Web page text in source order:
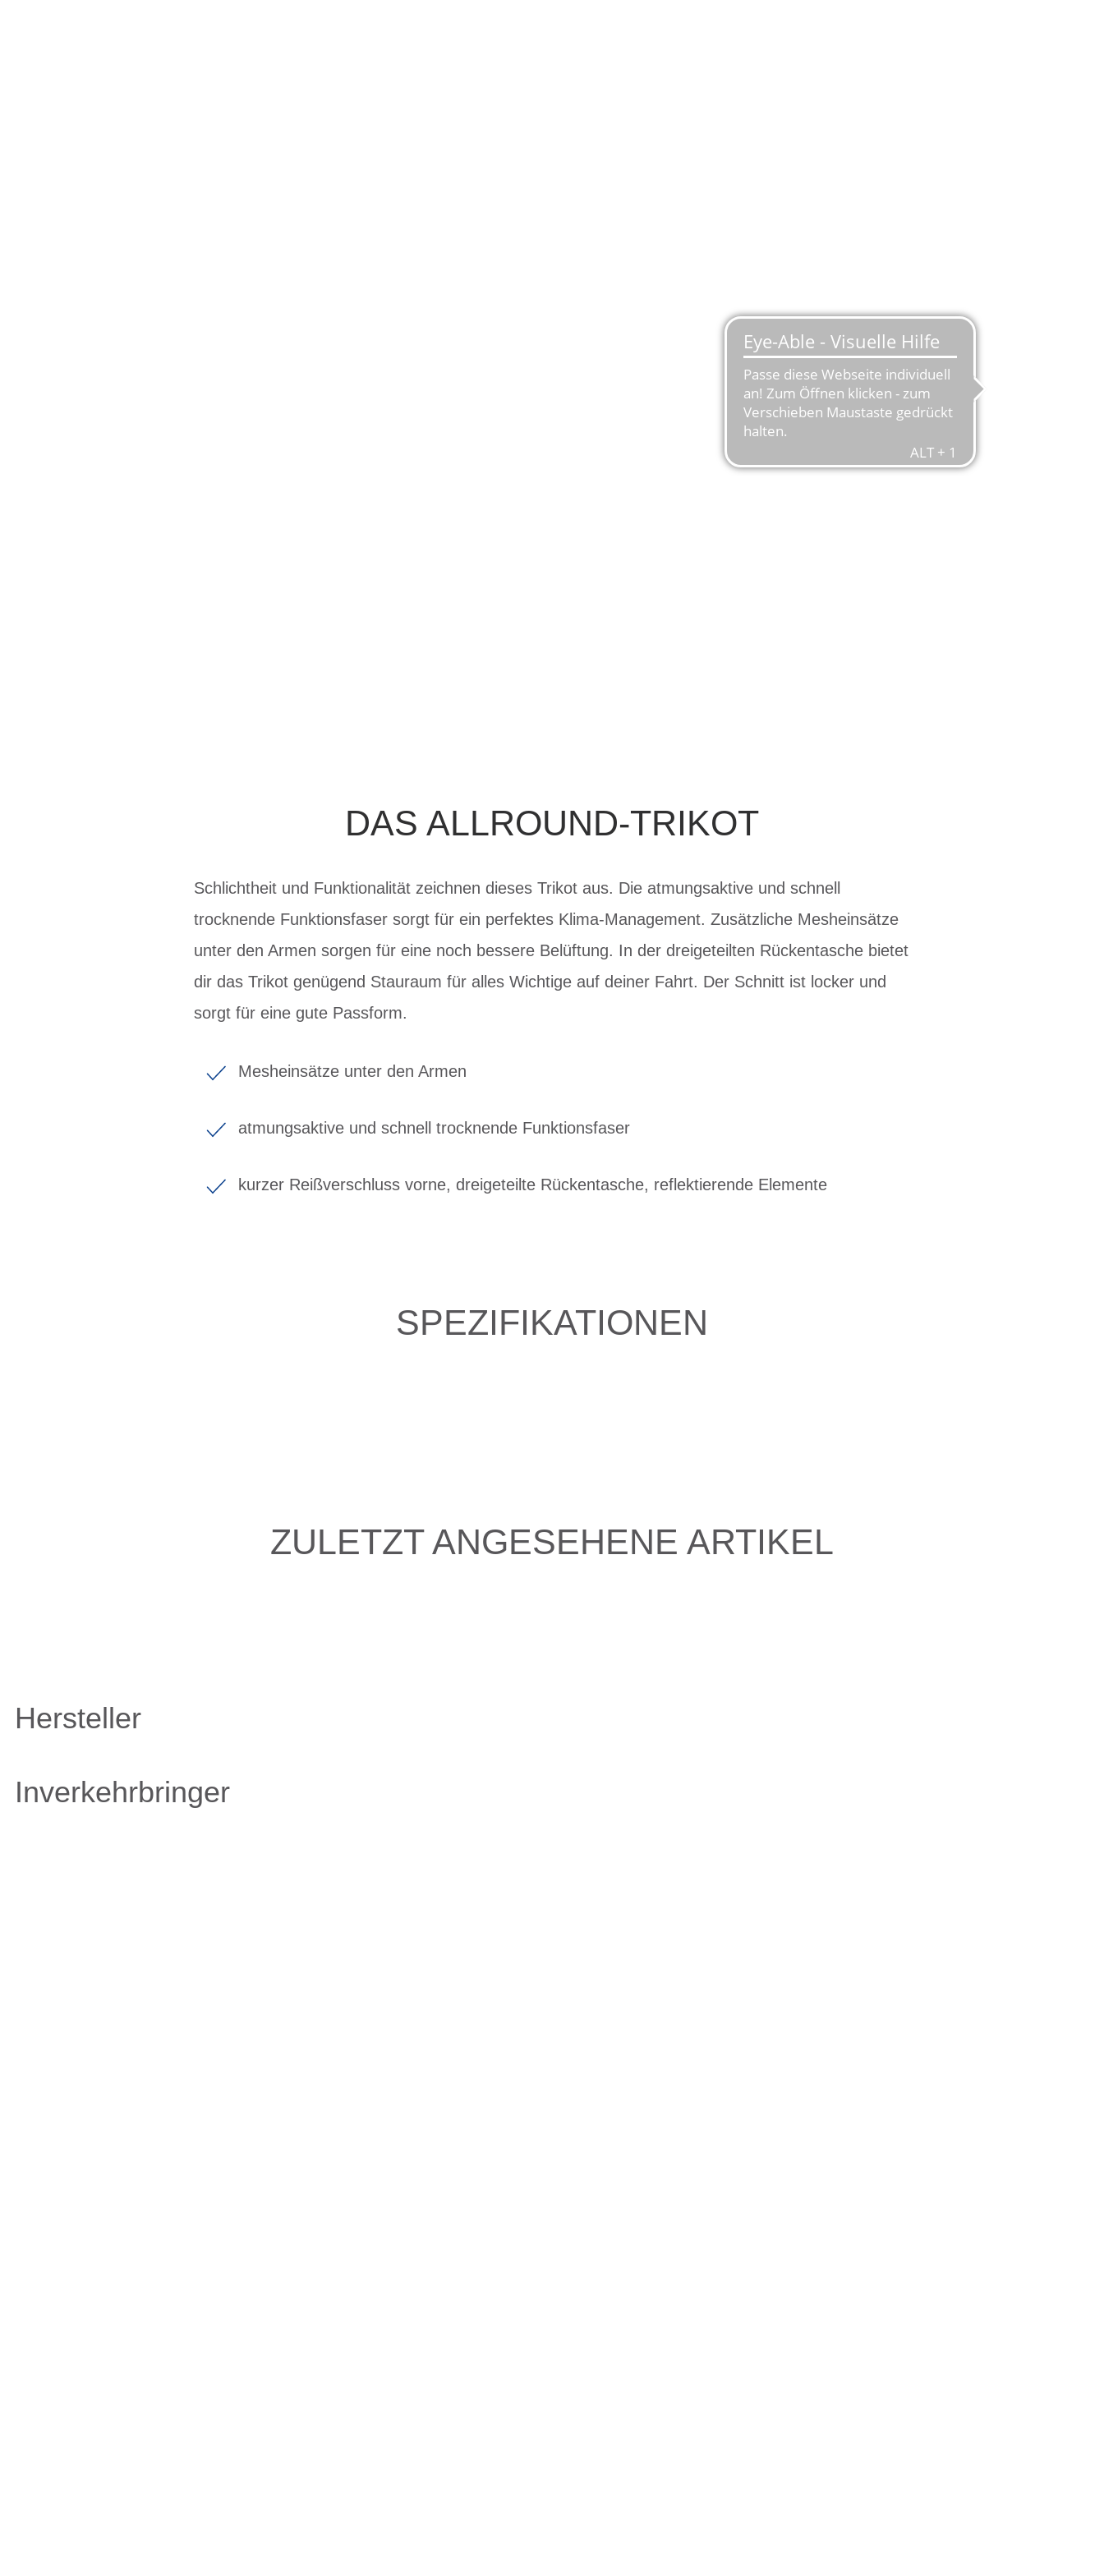
DAS ALLROUND-TRIKOT
Schlichtheit und Funktionalität zeichnen dieses Trikot aus. Die atmungsaktive und schnell
trocknende Funktionsfaser sorgt für ein perfektes Klima-Management. Zusätzliche Mesheinsätze
unter den Armen sorgen für eine noch bessere Belüftung. In der dreigeteilten Rückentasche bietet
dir das Trikot genügend Stauraum für alles Wichtige auf deiner Fahrt. Der Schnitt ist locker und
sorgt für eine gute Passform.
Mesheinsätze unter den Armen
atmungsaktive und schnell trocknende Funktionsfaser
kurzer Reißverschluss vorne, dreigeteilte Rückentasche, reflektierende Elemente
SPEZIFIKATIONEN
ZULETZT ANGESEHENE ARTIKEL
Hersteller
Inverkehrbringer